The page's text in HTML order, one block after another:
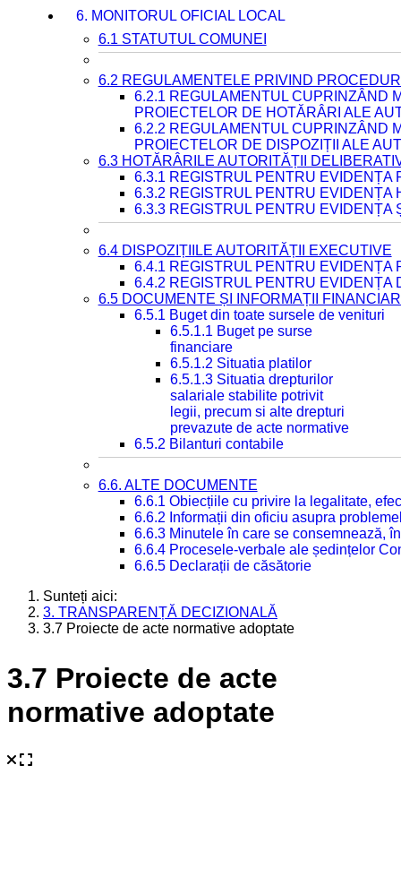
6. MONITORUL OFICIAL LOCAL
6.1 STATUTUL COMUNEI
6.2 REGULAMENTELE PRIVIND
6.2.1 REGULAMENTUL CUPRINZÂND
PROIECTELOR DE HOTĂRÂRI ALE
6.2.2 REGULAMENTUL CUPRINZÂND
PROIECTELOR DE DISPOZIȚII ALE
6.3 HOTĂRÂRILE AUTORITĂȚII
6.3.1 REGISTRUL PENTRU EVIDENȚA
6.3.2 REGISTRUL PENTRU EVIDENȚA
6.3.3 REGISTRUL PENTRU EVIDENȚA
6.4 DISPOZIȚIILE AUTORITĂȚII EXECUTIVE
6.4.1 REGISTRUL PENTRU EVIDENȚA
6.4.2 REGISTRUL PENTRU EVIDENȚA
6.5 DOCUMENTE ȘI INFORMAȚII
6.5.1 Buget din toate sursele de venituri
6.5.1.1 Buget pe surse
financiare
6.5.1.2 Situatia platilor
6.5.1.3 Situatia drepturilor
salariale stabilite potrivit
legii, precum si alte drepturi
prevazute de acte normative
6.5.2 Bilanturi contabile
6.6. ALTE DOCUMENTE
6.6.1 Obiecțiile cu privire la legalitate,
6.6.2 Informații din oficiu asupra
6.6.3 Minutele în care se consemnează,
6.6.4 Procesele-verbale ale ședințelor
6.6.5 Declarații de căsătorie
Sunteți aici:
3. TRANSPARENȚĂ DECIZIONALĂ
3.7 Proiecte de acte normative adoptate
3.7 Proiecte de acte
normative adoptate